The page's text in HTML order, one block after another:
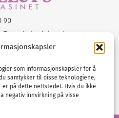
som informasjonskapsler for å
samtykker til disse teknologiene,
på dette nettstedet. Hvis du ikke
negativ innvirkning på visse
90
nordicbridalmedia
Norge